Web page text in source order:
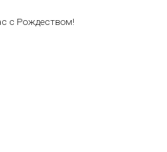
с Рождеством!